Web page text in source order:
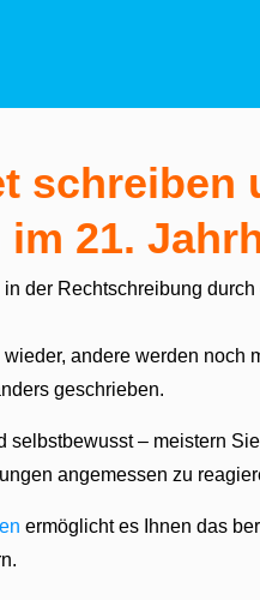
schreiben
21.
der Rechtschreibung
andere werden noch
geschrieben.
selbstbewusst – meistern
angemessen zu
ermöglicht es Ihnen das